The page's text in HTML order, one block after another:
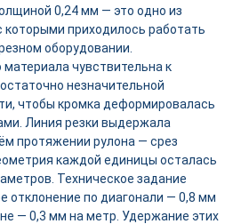
0,24 мм — это одно из
приходилось работать
оборудовании.
чувствительна к
незначительной
чтобы кромка деформировалась
Линия резки выдержала
протяжении рулона — срез
каждой единицы осталась
Техническое задание
отклонение по диагонали — 0,8 мм
— 0,3 мм на метр. Удержание этих